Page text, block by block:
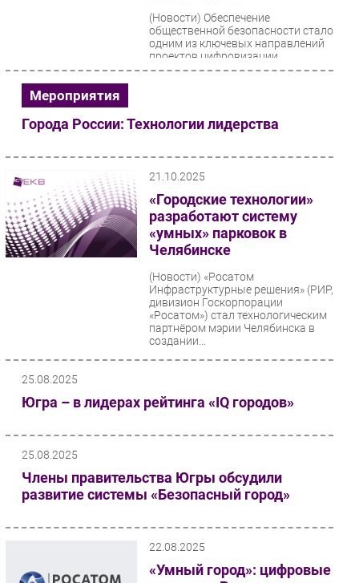
(Новости) Обеспечение
общественной безопасности стало
одним из ключевых направлений
проектов цифровизации
городской среды, реализованных
Мероприятия
Города России: Технологии лидерства
21.10.2025
«Городские технологии»
разработают систему
«умных» парковок в
Челябинске
(Новости) «Росатом
Инфраструктурные решения» (РИР,
дивизион Госкорпорации
«Росатом») стал технологическим
партнёром мэрии Челябинска в
создании...
25.08.2025
Югра – в лидерах рейтинга «IQ городов»
25.08.2025
Члены правительства Югры обсудили
развитие системы «Безопасный город»
22.08.2025
«Умный город»: цифровые